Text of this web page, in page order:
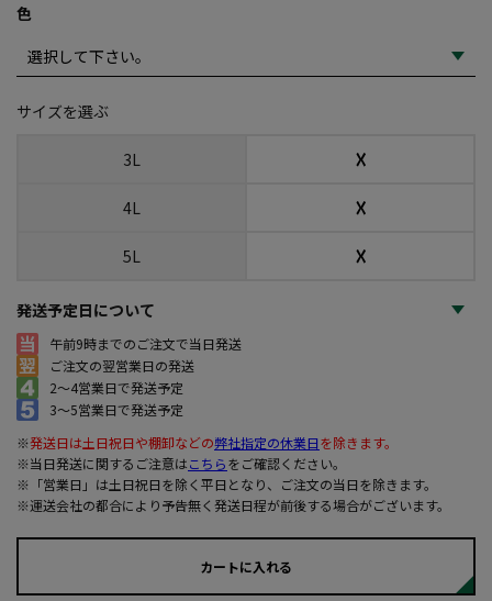
色
サイズを選ぶ
3L ☓
4L ☓
5L ☓
発送予定日について
午前9時までのご注文で当日発送
ご注文の翌営業日の発送
2～4営業日で発送予定
3～5営業日で発送予定
※発送日は土日祝日や棚卸などの弊社指定の休業日を除きます。
※当日発送に関するご注意はこちらをご確認ください。
※「営業日」は土日祝日を除く平日となり、ご注文の当日を除きます。
※運送会社の都合により予告無く発送日程が前後する場合がございます。
カートに入れる